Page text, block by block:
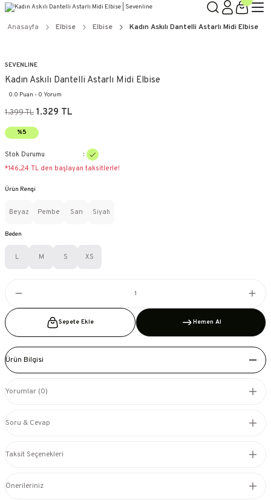
Anasayfa Elbise Elbise Kadın Askılı Dantelli Astarlı Midi Elbise
SEVENLINE
Kadın Askılı Dantelli Astarlı Midi Elbise
0.0 Puan - 0 Yorum
1.399 TL 1.329 TL
%5
Stok Durumu
*146,24 TL den başlayan taksitlerle!
Ürün Rengi
Beyaz Pembe Sarı Siyah
Beden
L M S XS
Sepete Ekle Hemen Al
Ürün Bilgisi
Yorumlar (0)
Soru & Cevap
Taksit Seçenekleri
Önerileriniz